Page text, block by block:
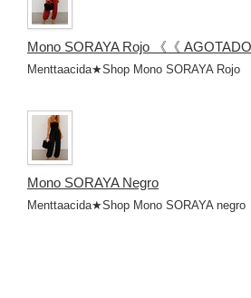
Mono SORAYA Rojo 《《 AGOTADO
Menttaacida★Shop Mono SORAYA
Mono SORAYA Negro
Menttaacida★Shop Mono SORAYA